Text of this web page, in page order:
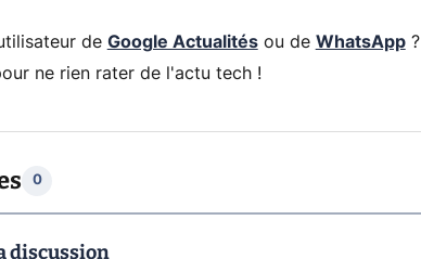
de Google Actualitésou de WhatsApp?
ne rien rater de l'actu tech !
0
discussion